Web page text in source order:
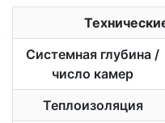
Системная глубина /
число камер
Теплоизоляция